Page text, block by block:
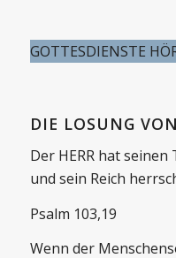
GOTTESDIENSTE
DIE LOSUNG
Der HERR hat
und sein Reich
Psalm 103,19
Wenn der